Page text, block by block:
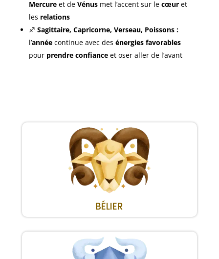
Mercureet de Vénusmet l’accent sur le cœuret
les relations
♐ Sagittaire, Capricorne, Verseau, Poissons :
l’annéecontinue avec des énergies favorables
pour prendre confianceet oser aller de l’avant
BÉLIER